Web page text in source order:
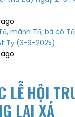
mãnh Tổ, bà cô
Tỵ (3-9-2025)
LỄ HỘI
LAI XÁ